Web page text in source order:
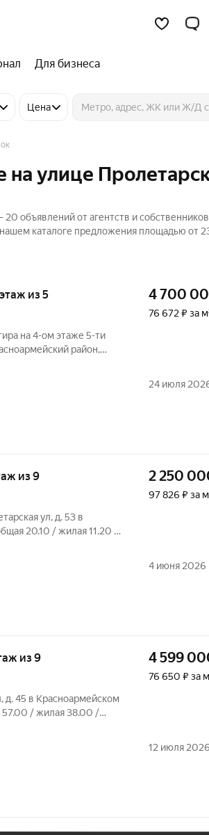
Для бизнеса
Цена
улице
объявлений от агентств и
каталоге предложения площадью от
из 5
на 4-ом этаже 5-ти
район,
кв. метров. Кухня
4 700
76 672 ₽ за
24 июля
из 9
ул, д. 53 в
20.10 / жилая 11.20 /
счетчики на
2 250
97 826 ₽ за
4 июня 2026
из 9
д. 45 в Красноармейском
57.00 / жилая 38.00 /
разносторонняя и не
4 599
76 650 ₽ за
12 июля 2026